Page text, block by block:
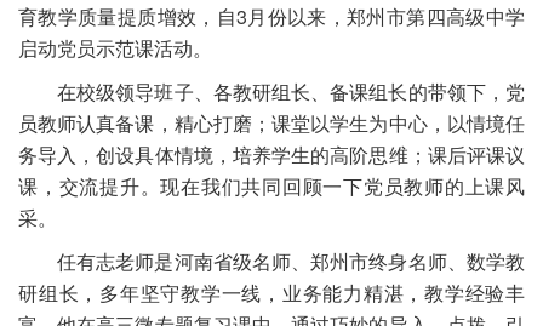
育教学质量提质增效，自3月份以来，郑州市第四高级中学
启动党员示范课活动。
在校级领导班子、各教研组长、备课组长的带领下，党
员教师认真备课，精心打磨；课堂以学生为中心，以情境任
务导入，创设具体情境，培养学生的高阶思维；课后评课议
课，交流提升。现在我们共同回顾一下党员教师的上课风
采。
任有志老师是河南省级名师、郑州市终身名师、数学教
研组长，多年坚守教学一线，业务能力精湛，教学经验丰